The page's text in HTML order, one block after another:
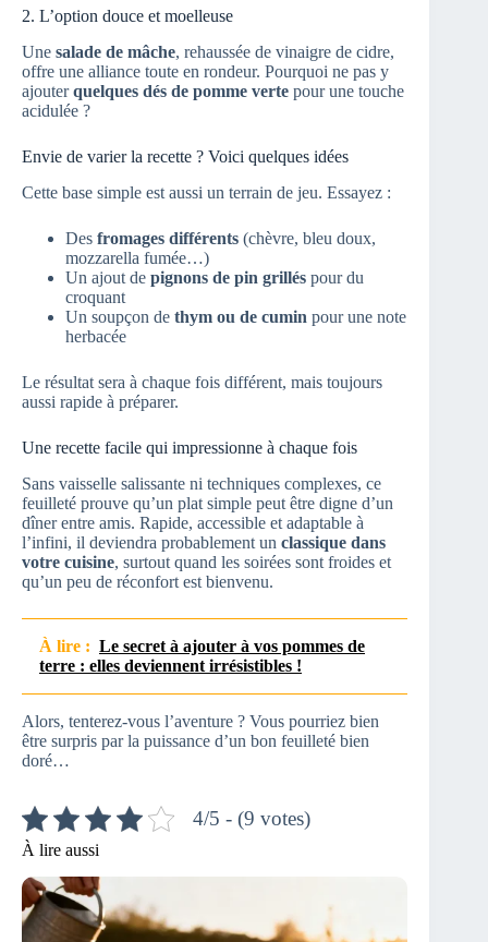
2. L’option douce et moelleuse
Une salade de mâche, rehaussée de vinaigre de cidre,
offre une alliance toute en rondeur. Pourquoi ne pas y
ajouterquelques dés de pomme verte pour une touche
acidulée ?
Envie de varier la recette ? Voici quelques idées
Cette base simple est aussi un terrain de jeu. Essayez :
Des fromages différents (chèvre, bleu doux,
mozzarella fumée…)
Un ajout de pignons de pin grillés pour du
croquant
Un soupçon de thym ou de cumin pour une note
herbacée
Le résultat sera à chaque fois différent, mais toujours
aussi rapide à préparer.
Une recette facile qui impressionne à chaque fois
Sans vaisselle salissante ni techniques complexes, ce
feuilleté prouve qu’un plat simple peut être digne d’un
dîner entre amis. Rapide, accessible et adaptable à
l’infini, il deviendra probablement un classique dans
votre cuisine, surtout quand les soirées sont froides et
qu’un peu de réconfort est bienvenu.
À lire : Le secret à ajouter à vos pommes de
terre : elles deviennent irrésistibles !
Alors, tenterez-vous l’aventure ? Vous pourriez bien
être surpris par la puissance d’un bon feuilleté bien
doré…
4/5 - (9 votes)
À lire aussi